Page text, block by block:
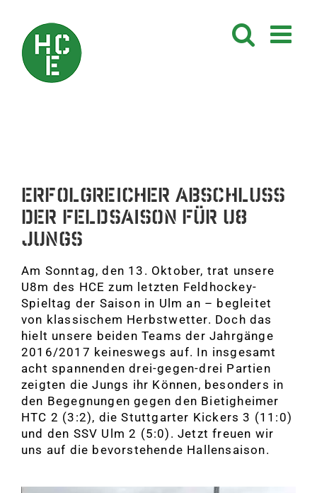
springen
Erfolgreicher Abschluss
der Feldsaison für U8
Jungs
Am Sonntag, den 13. Oktober, trat unsere
U8m des HCE zum letzten Feldhockey-
Spieltag der Saison in Ulm an – begleitet
von klassischem Herbstwetter. Doch das
hielt unsere beiden Teams der Jahrgänge
2016/2017 keineswegs auf. In insgesamt
acht spannenden drei-gegen-drei Partien
zeigten die Jungs ihr Können, besonders in
den Begegnungen gegen den Bietigheimer
HTC 2 (3:2), die Stuttgarter Kickers 3 (11:0)
und den SSV Ulm 2 (5:0). Jetzt freuen wir
uns auf die bevorstehende Hallensaison.